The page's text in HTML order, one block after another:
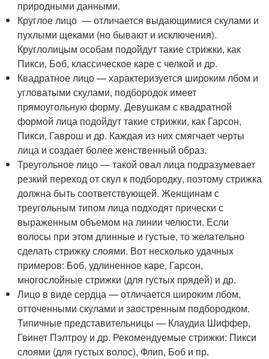
природными данными.
Круглое лицо — отличается выдающимися скулами и
пухлыми щеками (но бывают и исключения).
Круглолицым особам подойдут такие стрижки, как
Пикси, Боб, классическое каре с челкой и др.
Квадратное лицо — характеризуется широким лбом и
угловатыми скулами, подбородок имеет
прямоугольную форму. Девушкам с квадратной
формой лица подойдут такие стрижки, как Гарсон,
Пикси, Гаврош и др. Каждая из них смягчает черты
лица и создает более женственный образ.
Треугольное лицо — такой овал лица подразумевает
резкий переход от скул к подбородку, поэтому стрижка
должна быть соответствующей. Женщинам с
треугольным типом лица подходят прически с
выраженным объемом на линии челюсти. Если
волосы при этом длинные и густые, то желательно
сделать стрижку слоями. Вот несколько удачных
примеров: Боб, удлиненное каре, Гарсон,
многослойные стрижки (для густых прядей) и др.
Лицо в виде сердца — отличается широким лбом,
отточенными скулами и заостренным подбородком.
Типичные представительницы — Клаудиа Шиффер,
Гвинет Пэлтроу и др. Рекомендуемые стрижки: Пикси
слоями (для густых волос), Флип, Боб и пр.